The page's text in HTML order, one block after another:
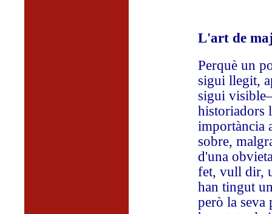
L'art de
Perquè un
sigui llegit,
sigui
historiadors
importància
sobre,
d'una
fet, vull dir,
han tingut
però la seva